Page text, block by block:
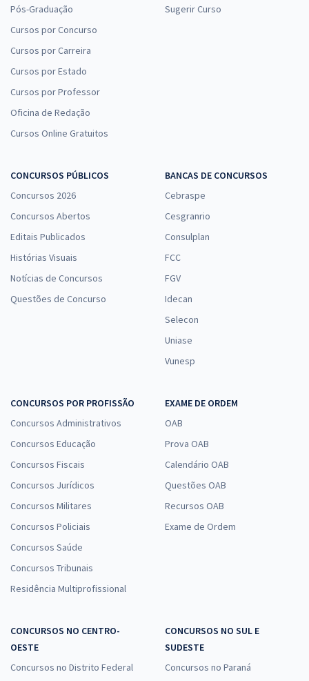
Pós-Graduação
Cursos por Concurso
Cursos por Carreira
Cursos por Estado
Cursos por Professor
Oficina de Redação
Cursos Online Gratuitos
Sugerir Curso
CONCURSOS PÚBLICOS
Concursos 2026
Concursos Abertos
Editais Publicados
Histórias Visuais
Notícias de Concursos
Questões de Concurso
BANCAS DE CONCURSOS
Cebraspe
Cesgranrio
Consulplan
FCC
FGV
Idecan
Selecon
Uniase
Vunesp
CONCURSOS POR PROFISSÃO
Concursos Administrativos
Concursos Educação
Concursos Fiscais
Concursos Jurídicos
Concursos Militares
Concursos Policiais
Concursos Saúde
Concursos Tribunais
Residência Multiprofissional
EXAME DE ORDEM
OAB
Prova OAB
Calendário OAB
Questões OAB
Recursos OAB
Exame de Ordem
CONCURSOS NO CENTRO-
OESTE
Concursos no Distrito Federal
CONCURSOS NO SUL E
SUDESTE
Concursos no Paraná